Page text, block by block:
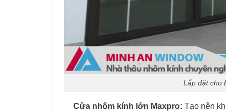
Lắp đặt cho
Cửa nhôm kính lớn Maxpro: Tạo nên